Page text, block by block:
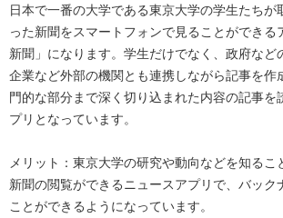
日本で一番の大学である東京大学の学生たちが
った新聞をスマートフォンで見ることができる
新聞」になります。学生だけでなく、政府など
企業など外部の機関とも連携しながら記事を作
門的な部分まで深く切り込まれた内容の記事を
プリとなっています。
メリット：東京大学の研究や動向などを知るこ
新聞の閲覧ができるニュースアプリで、バック
ことができるようになっています。